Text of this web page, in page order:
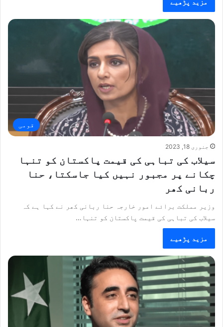
مزید پڑھیے
قومی
جنوری 18, 2023
سیلاب کی تباہی کی قیمت پاکستان کو تنہا
چکانے پر مجبور نہیں کیا جاسکتا، حنا
ربانی کھر
وزیر مملکت برائے امور خارجہ حنا ربانی کھر نے کہا ہے کہ
سیلاب کی تباہی کی قیمت پاکستان کو تنہا…
مزید پڑھیے